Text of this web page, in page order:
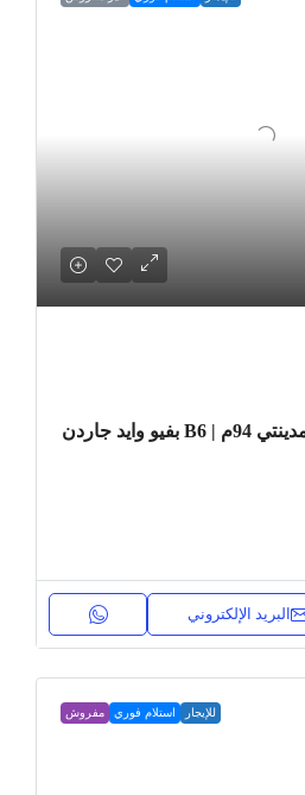
شقة للإيجار الفاضي بمدينتي 94م | B6 بفيو وايد جاردن
البريد الإلكتروني
للإيجار استلام فوري مفروش